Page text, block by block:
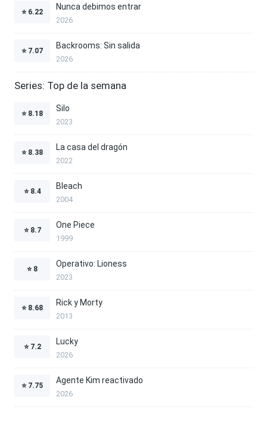
⭐ 6.22
Nunca debimos entrar
2026
⭐ 7.07
Backrooms: Sin salida
2026
Series: Top de la semana
⭐ 8.18
Silo
2023
⭐ 8.38
La casa del dragón
2022
⭐ 8.4
Bleach
2004
⭐ 8.7
One Piece
1999
⭐ 8
Operativo: Lioness
2023
⭐ 8.68
Rick y Morty
2013
⭐ 7.2
Lucky
2026
⭐ 7.75
Agente Kim reactivado
2026